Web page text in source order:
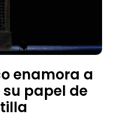
enamora a
papel de